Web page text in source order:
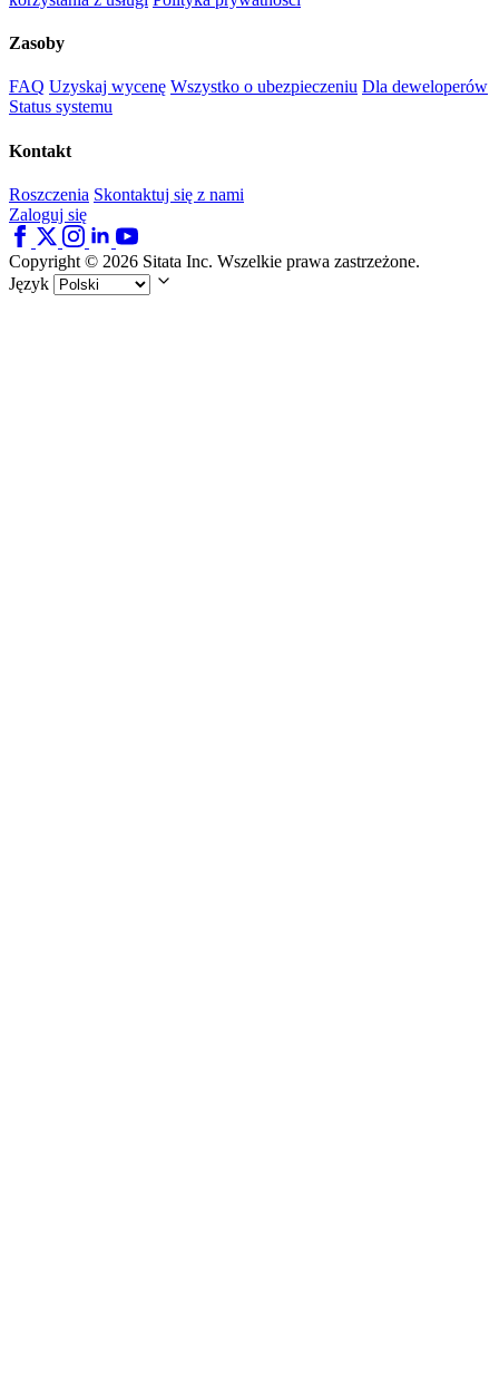
Zasoby
FAQ Uzyskaj wycenę Wszystko o ubezpieczeniu Dla deweloperów
Status systemu
Kontakt
Roszczenia Skontaktuj się z nami
Zaloguj się
Copyright © 2026 Sitata Inc. Wszelkie prawa zastrzeżone.
Język